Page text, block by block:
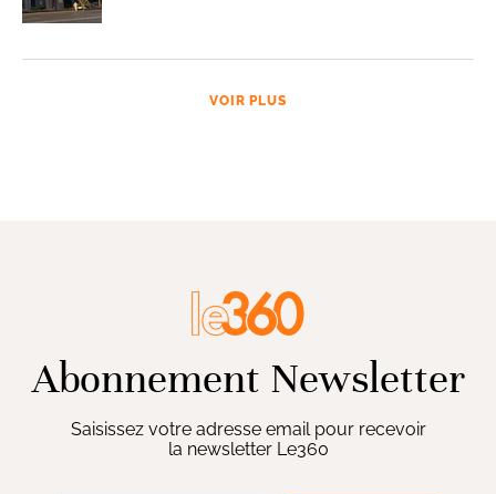
VOIR PLUS
Abonnement Newsletter
Saisissez votre adresse email pour recevoir
la newsletter Le360